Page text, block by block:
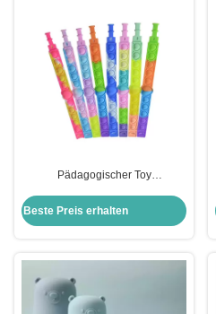
Pädagogischer Toy
Bracelet der Silikon-Kinder
Beste Preis erhalten